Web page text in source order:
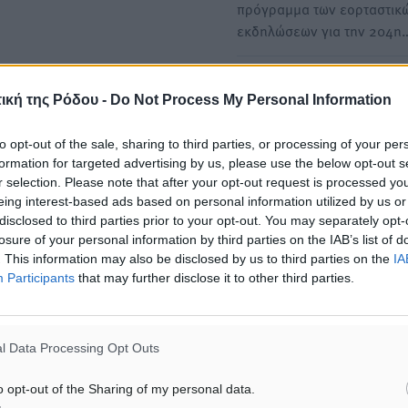
της Ρόδου - Do Not Process My Personal Information
opt-out of the sale, sharing to third parties, or processing of your
for targeted advertising by us, please use the below opt-out
selection. Please note that after your opt-out request is processed
interest-based ads based on personal information utilized by us
to third parties prior to your opt-out. You may separately
of your personal information by third parties on the IAB’s list of
This information may also be disclosed by us to third parties on the
Participants that may further disclose it to other third parties.
Data Processing Opt Outs
opt-out of the Sharing of my personal data.
πρόγραμμα των
εκδηλώσεων για την
τις εκδηλώσεις της 25ης
Στις επισκέψεις του στους
και στη Λέρο για τις
για…
Γεωργιάδης στον RV:
τρίτης κατηγορίας
κινήτρων, ειδικά για τα
Θετικό κλίμα και κοινό
Ρόδου στο Αεροδρόμιο